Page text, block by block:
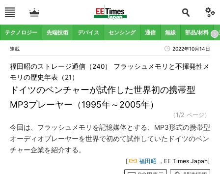
テクノロジー 先端技術 デバイス センシング 通信 無線 部品/材料
連載 2022年10月14日
ドイツのベンチャーが試作した世界初の携帯型
MP3プレーヤー（1995年～2005年）
福田昭のストレージ通信（240） フラッシュメモリと不揮発性メ
モリの歴史年表（21）
（1/2 ページ）
今回は、フラッシュメモリを記憶媒体とする、MP3形式の携帯型
オーディオプレーヤーを世界で初めて試作していたドイツのベン
チャー企業を紹介する。
[ 福田昭 ，EE Times Japan]